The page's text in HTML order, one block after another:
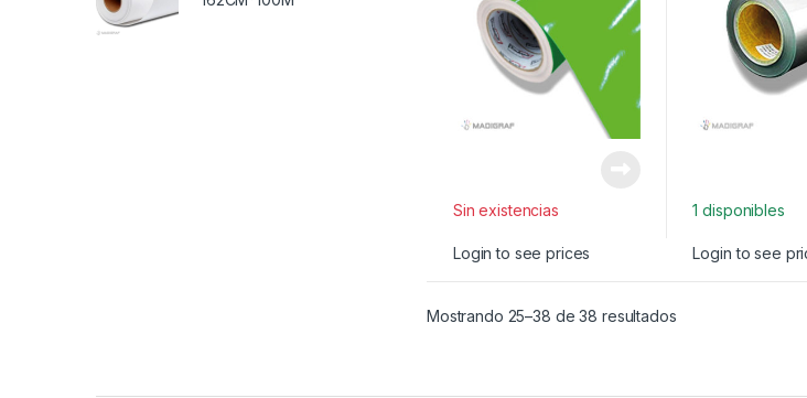
Sin existencias
Login to see prices
1 disponibles
Login to see
Mostrando 25–38 de 38 resultados